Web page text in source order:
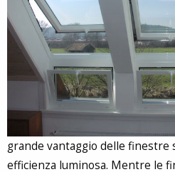
grande vantaggio delle finestre
efficienza luminosa. Mentre le